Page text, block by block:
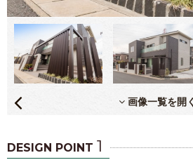
画像一覧を開く
DESIGN POINT 1